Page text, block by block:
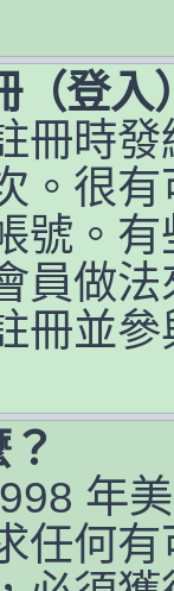
（登
冊時
。很
號。
員做
冊並
年
任何